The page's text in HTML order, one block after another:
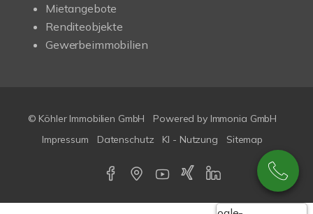
Mietangebote
Renditeobjekte
Gewerbeimmobilien
© Köhler Immobilien GmbH Powered by Immonia GmbH
Impressum
Datenschutz KI - Nutzung Sitemap